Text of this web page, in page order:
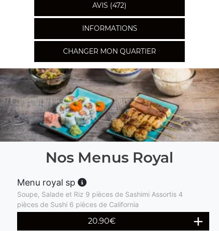
AVIS (472)
INFORMATIONS
CHANGER MON QUARTIER
Nos Menus Royal
Menu royal sp
Soupe, Salade et Riz 9 pièces de Sashimi Assortis 4
pièces de Sushi 6 pièces de California
20.90€